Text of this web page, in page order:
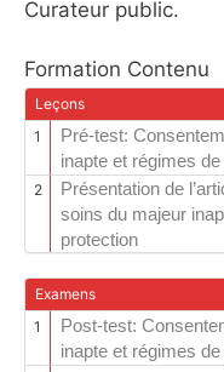
Curateur public.
Formation Contenu
Leçons
1
Pré-test:
inapte et régimes
2
Présentation de
soins du majeur
protection
Examens
1
Post-test:
inapte et régimes